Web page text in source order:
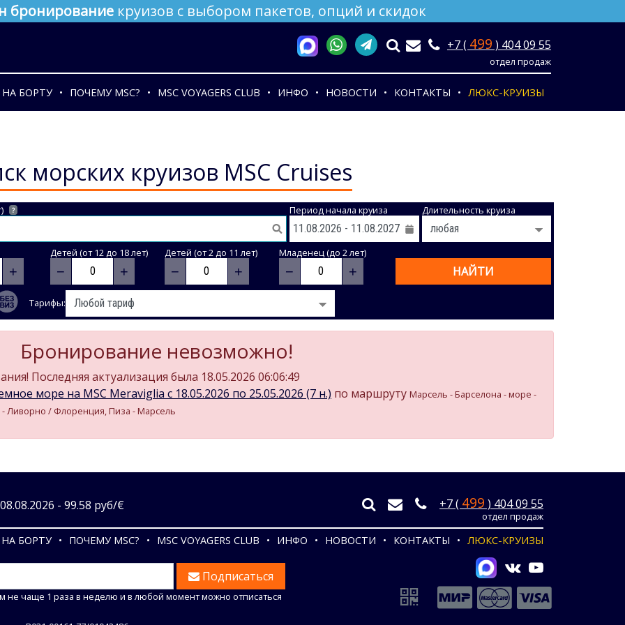
бронирование круизов с выбором пакетов, опций и скидок
+7 ( 499 ) 404 09 55
отдел продаж
НА БОРТУ ПОЧЕМУ MSC? MSC VOYAGERS CLUB ИНФО НОВОСТИ КОНТАКТЫ ЛЮКС-КРУИЗЫ
морских круизов MSC Cruises
? Период начала круиза Длительность круиза
+
Детей (от 12 до 18 лет)
− +
Детей (от 2 до 11 лет)
− +
Младенец (до 2 лет)
− + НАЙТИ
Тарифы:
Бронирование невозможно!
Последняя актуализация была 18.05.2026 06:06:49
море на MSC Meraviglia c 18.05.2026 по 25.05.2026 (7 н.) по маршруту Марсель - Барселона - море -
Ливорно / Флоренция, Пиза - Марсель
- 99.58 руб/€ +7 ( 499 ) 404 09 55
отдел продаж
НА БОРТУ ПОЧЕМУ MSC? MSC VOYAGERS CLUB ИНФО НОВОСТИ КОНТАКТЫ ЛЮКС-КРУИЗЫ
Подписаться
не чаще 1 раза в неделю и в любой момент можно отписаться